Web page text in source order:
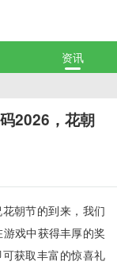
资讯
2026，花朝
朝节的到来，我们
戏中获得丰厚的奖
获取丰富的惊喜礼